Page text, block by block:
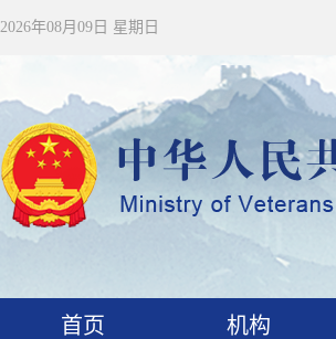
2026年08月09日 星期日
首页 机构